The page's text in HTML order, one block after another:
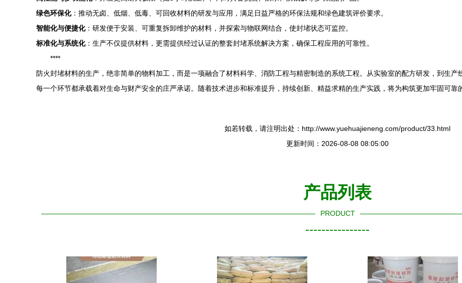
绿色环保化：推动无卤、低烟、低毒、可回收材料的研发与应用，满足日益严格的环保法规和绿色建筑评价要求。
智能化与便捷化：研发便于安装、可重复拆卸维护的材料，并探索与物联网结合，使封堵状态可监控。
标准化与系统化：生产不仅提供材料，更需提供经过认证的整套封堵系统解决方案，确保工程应用的可靠性。
****
防火封堵材料的生产，绝非简单的物料加工，而是一项融合了材料科学、消防工程与精密制造的系统工程。从实验室的配方研发，到生产
每一个环节都承载着对生命与财产安全的庄严承诺。随着技术进步和标准提升，持续创新、精益求精的生产实践，将为构筑更加牢固可靠
如若转载，请注明出处：http://www.yuehuajieneng.com/product/33.html
更新时间：2026-08-08 08:05:00
产品列表
PRODUCT
----------------